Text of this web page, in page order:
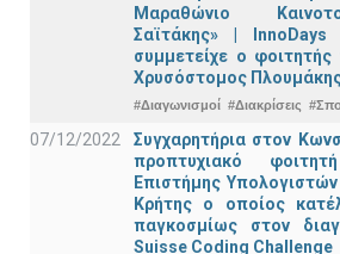
Μαραθώνιο
Σαϊτάκης» |
συμμετείχε ο
Χρυσόστομος
#Διαγωνισμοί #Διακρίσεις
07/12/2022
Συγχαρητήρια στον
προπτυχιακό
Επιστήμης
Κρήτης ο οποίος
παγκοσμίως στον
Suisse Coding Challenge